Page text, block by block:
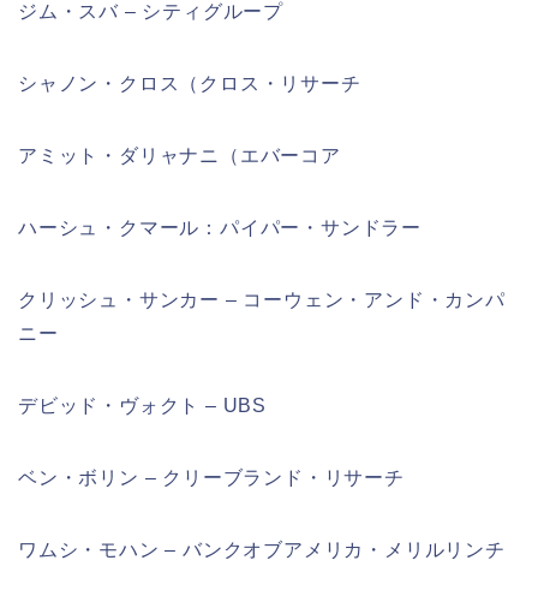
ジム・スバ – シティグループ
シャノン・クロス（クロス・リサーチ
アミット・ダリャナニ（エバーコア
ハーシュ・クマール：パイパー・サンドラー
クリッシュ・サンカー – コーウェン・アンド・カンパ
ニー
デビッド・ヴォクト – UBS
ベン・ボリン – クリーブランド・リサーチ
ワムシ・モハン – バンクオブアメリカ・メリルリンチ